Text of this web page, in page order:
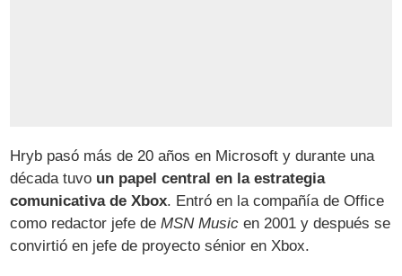
Hryb pasó más de 20 años en Microsoft y durante una
década tuvo un papel central en la estrategia
comunicativa de Xbox. Entró en la compañía de Office
como redactor jefe deMSN Music en 2001 y después se
convirtió en jefe de proyecto sénior en Xbox.